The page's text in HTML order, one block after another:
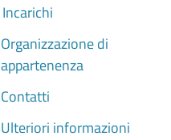
Incarichi
Organizzazione di
appartenenza
Contatti
Ulteriori informazioni